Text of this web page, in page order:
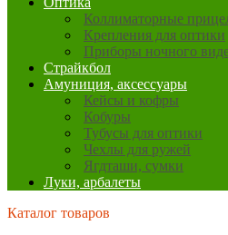
Коллиматорные
Крепления для оптики
Приборы ночного
Страйкбол
Амуниция, аксессуары
Кейсы и кофры
Кобуры
Тубусы для оптики
Чехлы для ружей
Ягдташи, сумки
Луки, арбалеты
Каталог товаров